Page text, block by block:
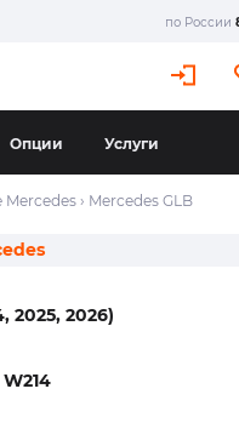
по России
Опции Услуги
› Mercedes GLB
2025, 2026)